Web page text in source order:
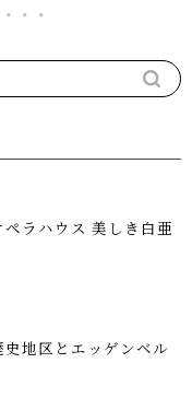
ペラハウス 美しき白亜
史地区とエッゲンベル